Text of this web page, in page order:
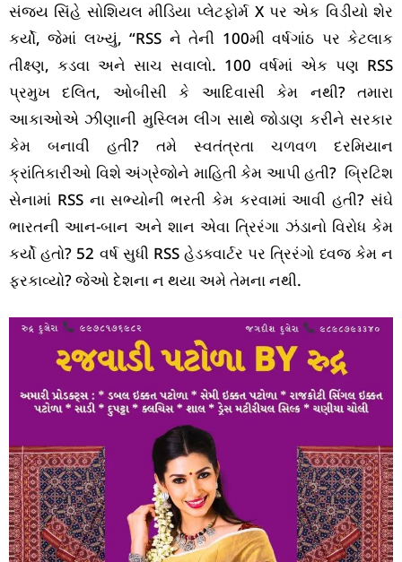
સંજય સિંહે સોશિયલ મીડિયા પ્લેટફોર્મ X પર એક વિડીયો શેર
કર્યો, જેમાં લખ્યું, “RSS ને તેની 100મી વર્ષગાંઠ પર કેટલાક
તીક્ષ્ણ, કડવા અને સાચ સવાલો. 100 વર્ષમાં એક પણ RSS
પ્રમુખ દલિત, ઓબીસી કે આદિવાસી કેમ નથી? તમારા
આકાઓએ ઝીણાની મુસ્લિમ લીગ સાથે જોડાણ કરીને સરકાર
કેમ બનાવી હતી? તમે સ્વતંત્રતા ચળવળ દરમિયાન
ક્રાંતિકારીઓ વિશે અંગ્રેજોને માહિતી કેમ આપી હતી? બ્રિટિશ
સેનામાં RSS ના સભ્યોની ભરતી કેમ કરવામાં આવી હતી? સંઘે
ભારતની આન-બાન અને શાન એવા ત્રિરંગા ઝંડાનો વિરોધ કેમ
કર્યો હતો? 52 વર્ષ સુધી RSS હેડક્વાર્ટર પર ત્રિરંગો ધ્વજ કેમ ન
ફરકાવ્યો? જેઓ દેશના ન થયા અમે તેમના નથી.